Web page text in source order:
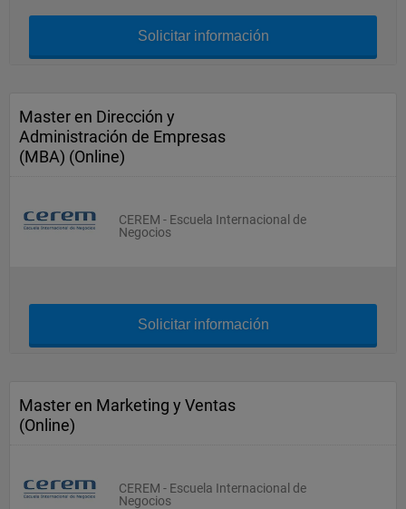
Solicitar información
Master en Dirección y
Administración de Empresas
(MBA) (Online)
CEREM - Escuela Internacional de
Negocios
Solicitar información
Master en Marketing y Ventas
(Online)
CEREM - Escuela Internacional de
Negocios